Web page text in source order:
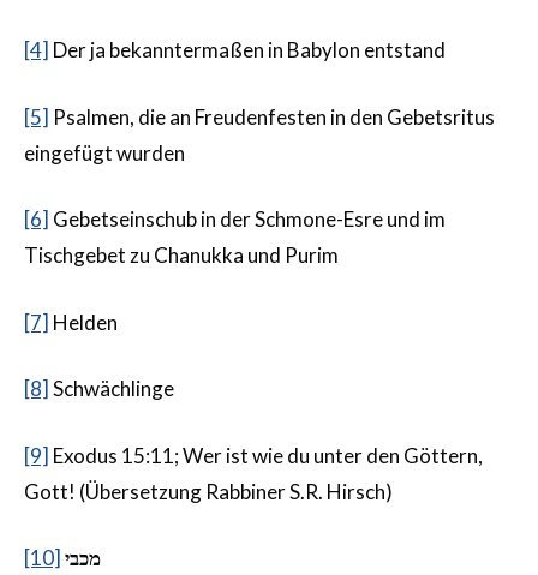
[4] Der ja bekanntermaßen in Babylon entstand
[5] Psalmen, die an Freudenfesten in den Gebetsritus
eingefügt wurden
[6] Gebetseinschub in der Schmone-Esre und im
Tischgebet zu Chanukka und Purim
[7] Helden
[8] Schwächlinge
[9] Exodus 15:11; Wer ist wie du unter den Göttern,
Gott! (Übersetzung Rabbiner S.R. Hirsch)
[10] מכבי